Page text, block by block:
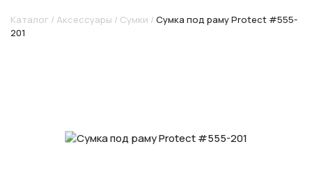
Каталог / Аксессуары / Сумки / Сумка под раму Protect #555-
201